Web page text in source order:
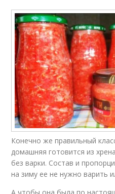
Конечно же правильный
домашняя готовится из
без варки. Состав и
на зиму ее не нужно варить